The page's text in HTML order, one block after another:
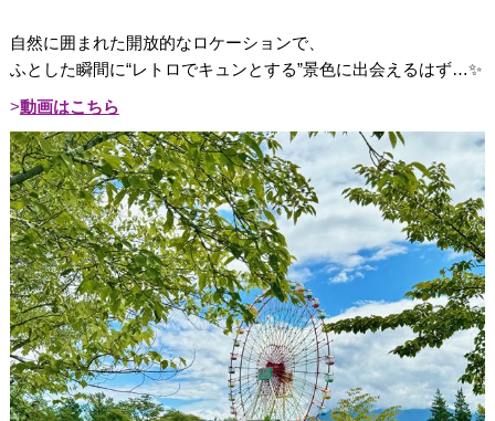
自然に囲まれた開放的なロケーションで、
ふとした瞬間に“レトロでキュンとする”景色に出会えるはず…✨
動画はこちら